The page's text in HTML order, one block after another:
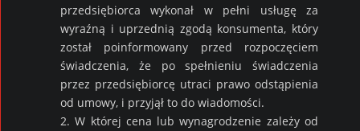
przedsiębiorca wykonał w pełni usługę za
wyraźną i uprzednią zgodą konsumenta, który
został poinformowany przed rozpoczęciem
świadczenia, że po spełnieniu świadczenia
przez przedsiębiorcę utraci prawo odstąpienia
od umowy, i przyjął to do wiadomości.
2. W której cena lub wynagrodzenie zależy od